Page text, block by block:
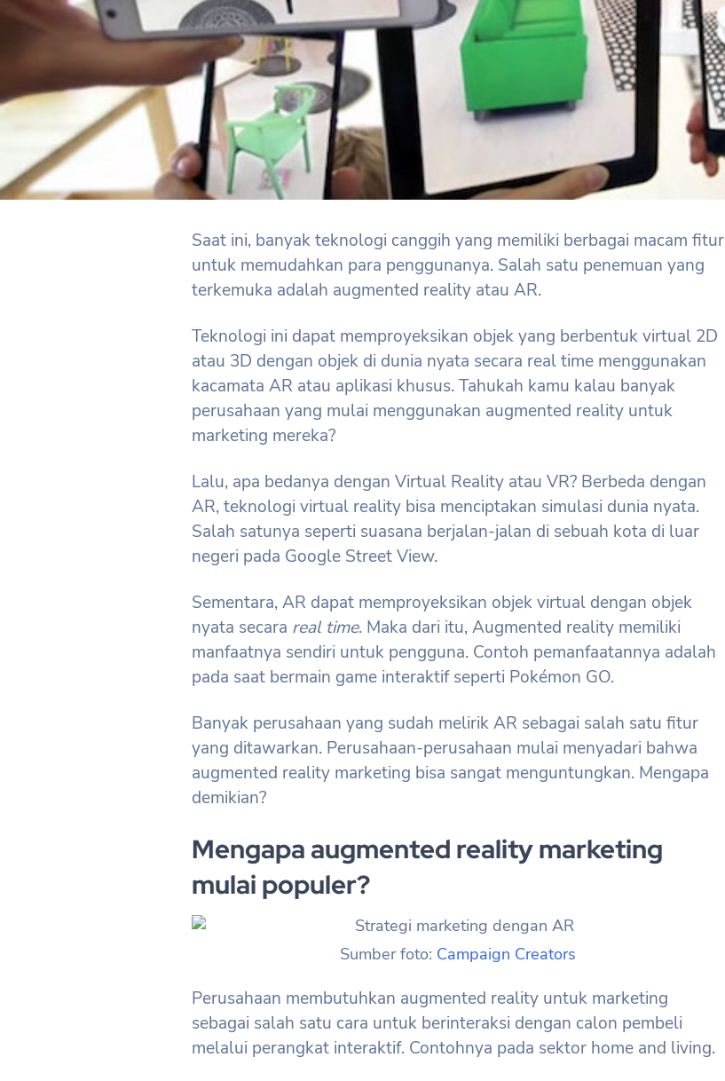
Saat ini, banyak teknologi canggih yang memiliki berbagai macam fitur
untuk memudahkan para penggunanya. Salah satu penemuan yang
terkemuka adalah augmented reality atau AR.
Teknologi ini dapat memproyeksikan objek yang berbentuk virtual 2D
atau 3D dengan objek di dunia nyata secara real time menggunakan
kacamata AR atau aplikasi khusus. Tahukah kamu kalau banyak
perusahaan yang mulai menggunakan augmented reality untuk
marketing mereka?
Lalu, apa bedanya dengan Virtual Reality atau VR? Berbeda dengan
AR, teknologi virtual reality bisa menciptakan simulasi dunia nyata.
Salah satunya seperti suasana berjalan-jalan di sebuah kota di luar
negeri pada Google Street View.
Sementara, AR dapat memproyeksikan objek virtual dengan objek
nyata secara real time. Maka dari itu, Augmented reality memiliki
manfaatnya sendiri untuk pengguna. Contoh pemanfaatannya adalah
pada saat bermain game interaktif seperti Pokémon GO.
Banyak perusahaan yang sudah melirik AR sebagai salah satu fitur
yang ditawarkan. Perusahaan-perusahaan mulai menyadari bahwa
augmented reality marketing bisa sangat menguntungkan. Mengapa
demikian?
Mengapa augmented reality marketing
mulai populer?
Sumber foto: Campaign Creators
Perusahaan membutuhkan augmented reality untuk marketing
sebagai salah satu cara untuk berinteraksi dengan calon pembeli
melalui perangkat interaktif. Contohnya pada sektor home and living.